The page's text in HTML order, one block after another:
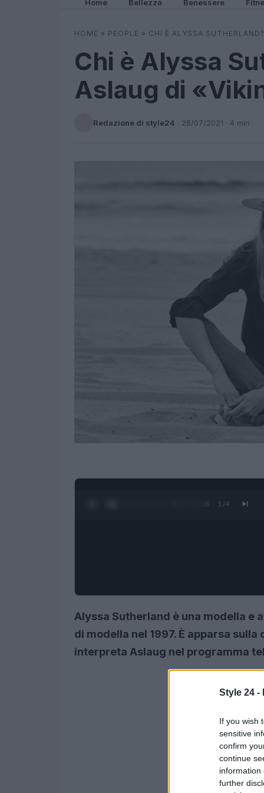
Style 24 -
If you wish
sensitive
confirm
continue
information
further
Home Bellezza Benessere
HOME » PEOPLE » CHI È ALYSSA
Chi è Alyssa
Aslaug di
Redazione di style24 · 28/07/2021 · 4 min
0:28 / 3:16 1 /4
Alyssa Sutherland è una modella e
di modella nel 1997. È apparsa
interpreta Aslaug nel programma